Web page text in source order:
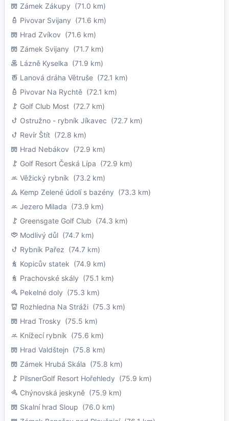
Zámek Zákupy (71.0 km)
Pivovar Svijany (71.6 km)
Hrad Zvíkov (71.6 km)
Zámek Svijany (71.7 km)
Lázně Kyselka (71.9 km)
Lanová dráha Větruše (72.1 km)
Pivovar Na Rychtě (72.1 km)
Golf Club Most (72.7 km)
Ostružno - rybník Jíkavec (72.7 km)
Revír Štít (72.8 km)
Hrad Nebákov (72.9 km)
Golf Resort Česká Lípa (72.9 km)
Věžický rybník (73.2 km)
Kemp Zelené údolí s bazény (73.3 km)
Jezero Milada (73.9 km)
Greensgate Golf Club (74.3 km)
Modlivý důl (74.7 km)
Rybník Pařez (74.7 km)
Kopicův statek (74.9 km)
Prachovské skály (75.1 km)
Pekelné doly (75.3 km)
Rozhledna Na Stráži (75.3 km)
Hrad Trosky (75.5 km)
Knížecí rybník (75.6 km)
Hrad Valdštejn (75.8 km)
Zámek Hrubá Skála (75.8 km)
PilsnerGolf Resort Hořehledy (75.9 km)
Chýnovská jeskyně (75.9 km)
Skalní hrad Sloup (76.0 km)